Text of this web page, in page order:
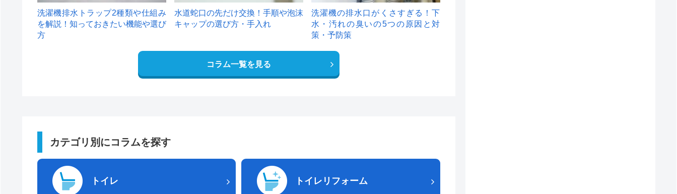
洗濯機排水トラップ2種類や仕組み
を解説！知っておきたい機能や選び
方
水道蛇口の先だけ交換！手順や泡沫
キャップの選び方・手入れ
洗濯機の排水口がくさすぎる！下
水・汚れの臭いの5つの原因と対
策・予防策
コラム一覧を見る
カテゴリ別にコラムを探す
トイレ トイレリフォーム